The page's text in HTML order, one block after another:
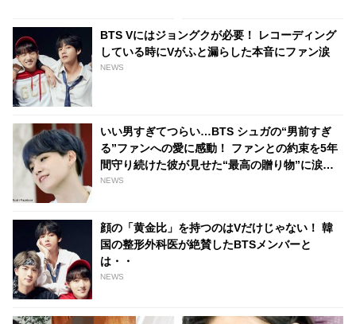
たいどこの服？
BTS Vにはジョングクが必要！ レコーディング
している時にVがふと漏らした本音にファン涙
NEWS
いい男すぎてつらい…BTS シュガの“男前すぎ
る”ファンへの愛に感動！ ファンとの約束を5年
間守り続けた彼が見せた“最高の贈り物”に涙…
シュガの”沼”に落ちていく人が続出
NEWS
顔の「黄金比」を持つのはVだけじゃない！ 韓
国の整形外科医が絶賛したBTSメンバーと
は・・
NEWS